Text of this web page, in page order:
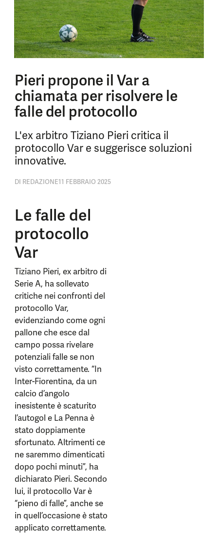
Pieri propone il Var a
chiamata per risolvere le
falle del protocollo
L'ex arbitro Tiziano Pieri critica il
protocollo Var e suggerisce soluzioni
innovative.
DI REDAZIONE11 FEBBRAIO 2025
Le falle del
protocollo
Var
Tiziano Pieri, ex arbitro di
Serie A, ha sollevato
critiche nei confronti del
protocollo Var,
evidenziando come ogni
pallone che esce dal
campo possa rivelare
potenziali falle se non
visto correttamente. “In
Inter-Fiorentina, da un
calcio d’angolo
inesistente è scaturito
l’autogol e La Penna è
stato doppiamente
sfortunato. Altrimenti ce
ne saremmo dimenticati
dopo pochi minuti”, ha
dichiarato Pieri. Secondo
lui, il protocollo Var è
“pieno di falle”, anche se
in quell’occasione è stato
applicato correttamente.